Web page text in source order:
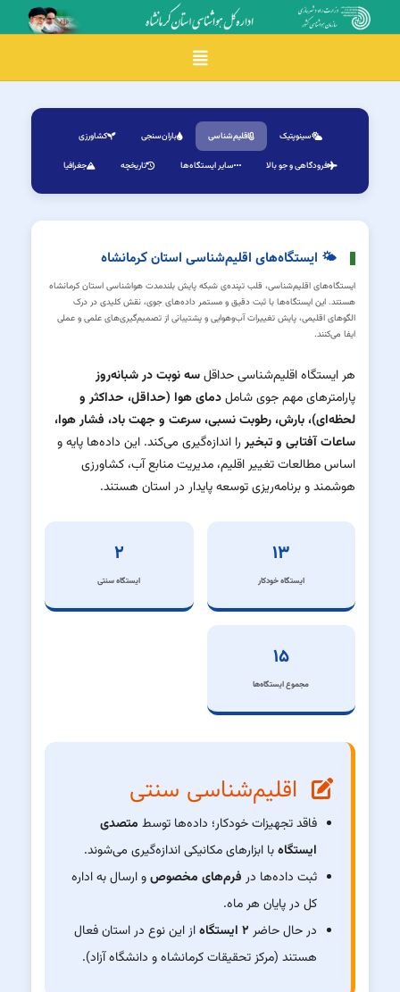
Toggle navigation
سینوپتیک اقلیم‌شناسی باران‌سنجی کشاورزی
فرودگاهی و جو بالا سایر ایستگاه‌ها تاریخچه جغرافیا
🌤 ایستگاه‌های اقلیم‌شناسی استان کرمانشاه
ایستگاه‌های اقلیم‌شناسی، قلب تپنده‌ی شبکه پایش بلندمدت هواشناسی استان کرمانشاه
هستند. این ایستگاه‌ها با ثبت دقیق و مستمر داده‌های جوی، نقش کلیدی در درک
الگوهای اقلیمی، پایش تغییرات آب‌وهوایی و پشتیبانی از تصمیم‌گیری‌های علمی و عملی
ایفا می‌کنند.
هر ایستگاه اقلیم‌شناسی حداقلسه نوبت در شبانه‌روز
پارامترهای مهم جوی شاملدمای هوا (حداقل، حداکثر و
لحظه‌ای)، بارش، رطوبت نسبی، سرعت و جهت باد، فشار هوا،
ساعات آفتابی و تبخیررا اندازه‌گیری می‌کند. این داده‌ها پایه و
اساس مطالعات تغییر اقلیم، مدیریت منابع آب، کشاورزی
هوشمند و برنامه‌ریزی توسعه پایدار در استان هستند.
۱۳
ایستگاه خودکار
۲
ایستگاه سنتی
۱۵
مجموع ایستگاه‌ها
اقلیم‌شناسی سنتی
فاقد تجهیزات خودکار؛ داده‌ها توسط متصدی
ایستگاهبا ابزارهای مکانیکی اندازه‌گیری می‌شوند.
ثبت داده‌ها در فرم‌های مخصوصو ارسال به اداره
کل در پایان هر ماه.
در حال حاضر ۲ ایستگاه
از این نوع در استان فعال
هستند (مرکز تحقیقات کرمانشاه و دانشگاه آزاد).